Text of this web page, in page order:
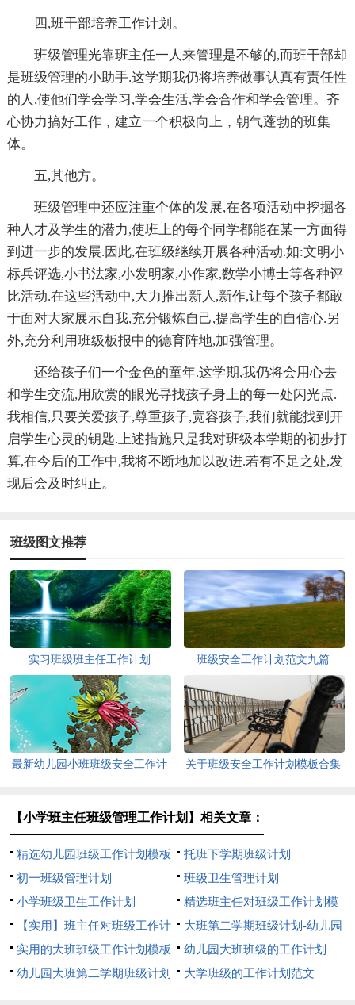
四,班干部培养工作计划。
班级管理光靠班主任一人来管理是不够的,而班干部却
是班级管理的小助手.这学期我仍将培养做事认真有责任性
的人,使他们学会学习,学会生活,学会合作和学会管理。齐
心协力搞好工作，建立一个积极向上，朝气蓬勃的班集
体。
五,其他方。
班级管理中还应注重个体的发展,在各项活动中挖掘各
种人才及学生的潜力,使班上的每个同学都能在某一方面得
到进一步的发展.因此,在班级继续开展各种活动.如:文明小
标兵评选,小书法家,小发明家,小作家,数学小博士等各种评
比活动.在这些活动中,大力推出新人,新作,让每个孩子都敢
于面对大家展示自我,充分锻炼自己,提高学生的自信心.另
外,充分利用班级板报中的德育阵地,加强管理。
还给孩子们一个金色的童年.这学期,我仍将会用心去
和学生交流,用欣赏的眼光寻找孩子身上的每一处闪光点.
我相信,只要关爱孩子,尊重孩子,宽容孩子,我们就能找到开
启学生心灵的钥匙.上述措施只是我对班级本学期的初步打
算,在今后的工作中,我将不断地加以改进.若有不足之处,发
现后会及时纠正。
班级图文推荐
实习班级班主任工作计划 班级安全工作计划范文九篇
最新幼儿园小班班级安全工作计
关于班级安全工作计划模板合集
【小学班主任班级管理工作计划】相关文章：
精选幼儿园班级工作计划模板
9篇
托班下学期班级计划
初一班级管理计划
班级卫生管理计划
小学班级卫生工作计划
精选班主任对班级工作计划模
板汇编6篇
【实用】班主任对班级工作计
划模板汇编七篇
大班第二学期班级计划-幼儿园
大班计划
实用的大班班级工作计划模板
集合8篇
幼儿园大班班级的工作计划
幼儿园大班第二学期班级计划
大学班级的工作计划范文